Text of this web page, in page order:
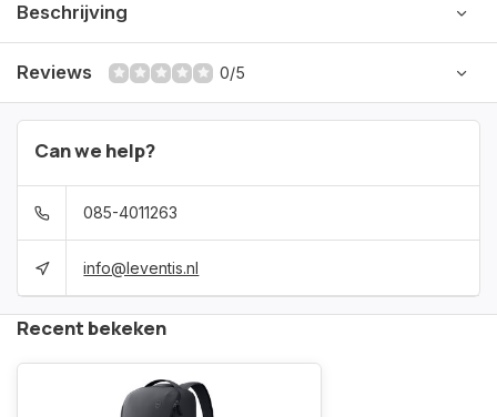
Beschrijving
Reviews 0/5
Can we help?
085-4011263
info@leventis.nl
Recent bekeken